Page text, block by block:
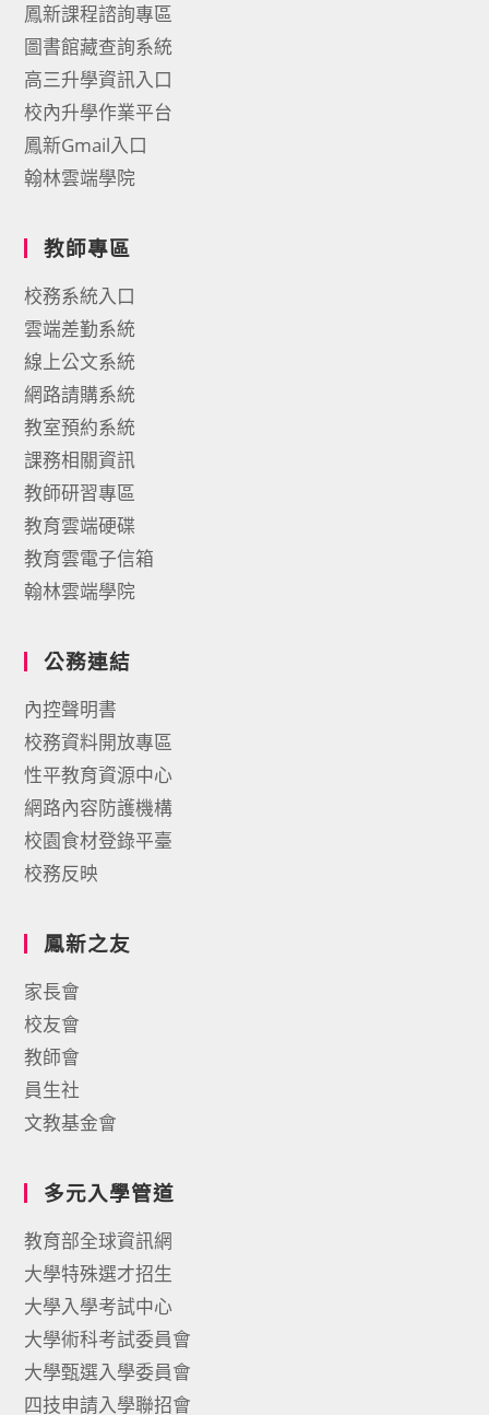
鳳新課程諮詢專區
圖書館藏查詢系統
高三升學資訊入口
校內升學作業平台
鳳新Gmail入口
翰林雲端學院
教師專區
校務系統入口
雲端差勤系統
線上公文系統
網路請購系統
教室預約系統
課務相關資訊
教師研習專區
教育雲端硬碟
教育雲電子信箱
翰林雲端學院
公務連結
內控聲明書
校務資料開放專區
性平教育資源中心
網路內容防護機構
校園食材登錄平臺
校務反映
鳳新之友
家長會
校友會
教師會
員生社
文教基金會
多元入學管道
教育部全球資訊網
大學特殊選才招生
大學入學考試中心
大學術科考試委員會
大學甄選入學委員會
四技申請入學聯招會